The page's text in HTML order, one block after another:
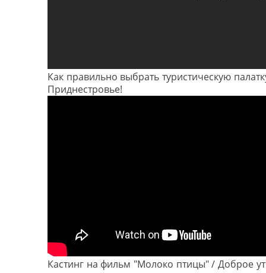
Как правильно выбрать туристическую
Приднестровье!
Кастинг на фильм "Молоко птицы" / Доброе